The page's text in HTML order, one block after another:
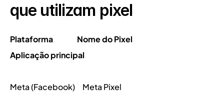
que utilizam pixel
Plataforma                Nome do Pixel
Aplicação principal
Meta (Facebook)     Meta Pixel